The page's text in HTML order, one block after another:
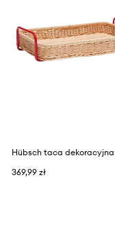
369,99 zł